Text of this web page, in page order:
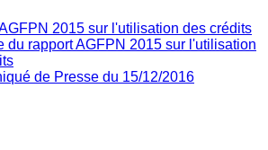
2015 sur l'utilisation des crédits
du rapport AGFPN 2015 sur l'utilisation
de Presse du 15/12/2016